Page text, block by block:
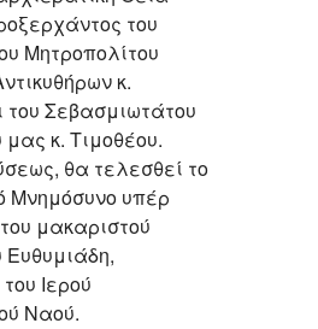
του
Μητροπολίτου
κ.
Σεβασμιωτάτου
κ. Τιμοθέου.
θα τελεσθεί το
Μνημόσυνο υπέρ
μακαριστού
Ευθυμιάδη,
Ιερού
Ναού.